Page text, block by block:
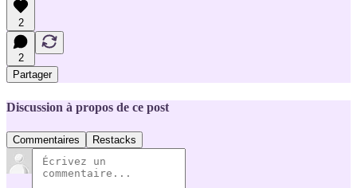
2
2
Partager
Discussion à propos de ce post
Commentaires Restacks